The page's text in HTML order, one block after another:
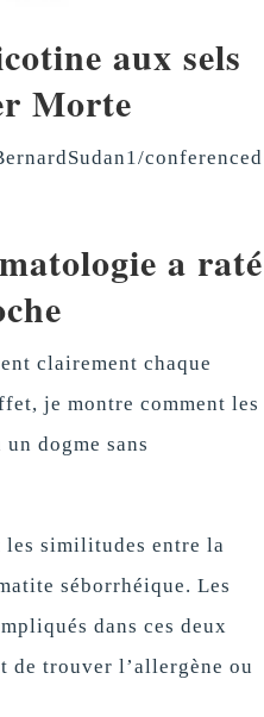
aux sels
Morte
conferenced
a raté
clairement chaque
je montre comment les
dogme sans
similitudes entre la
séborrhéique. Les
dans ces deux
trouver l’allergène ou